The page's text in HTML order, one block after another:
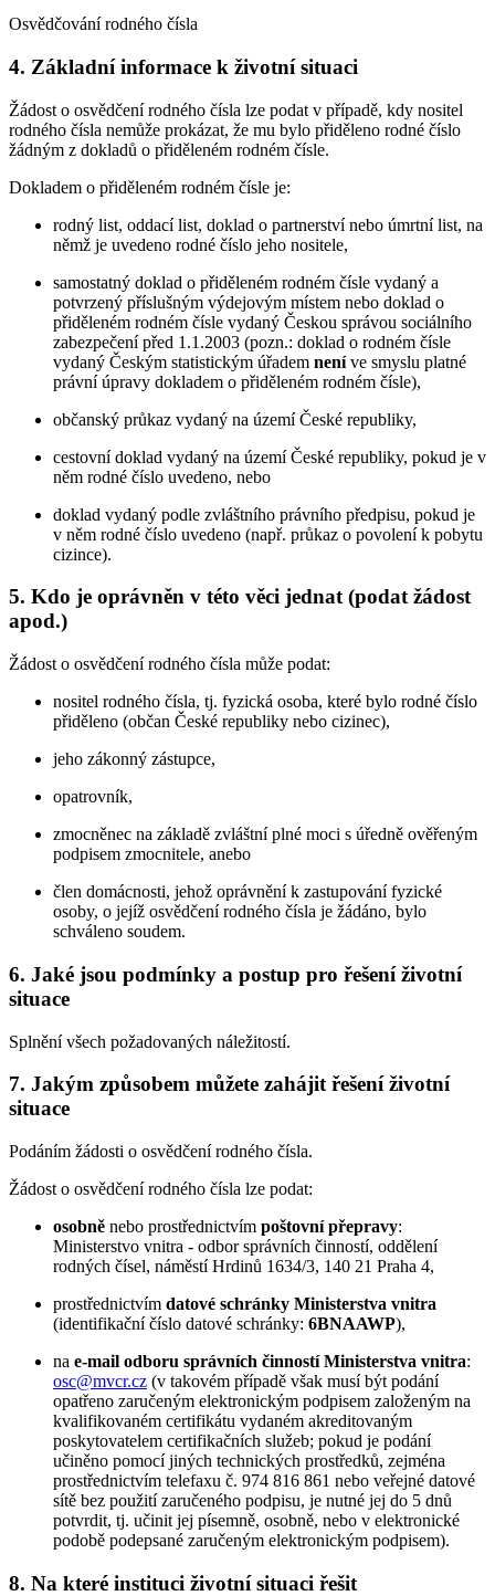
Osvědčování rodného čísla
4. Základní informace k životní situaci
Žádost o osvědčení rodného čísla lze podat v případě, kdy nositel
rodného čísla nemůže prokázat, že mu bylo přiděleno rodné číslo
žádným z dokladů o přiděleném rodném čísle.
Dokladem o přiděleném rodném čísle je:
rodný list, oddací list, doklad o partnerství nebo úmrtní list, na
němž je uvedeno rodné číslo jeho nositele,
samostatný doklad o přiděleném rodném čísle vydaný a
potvrzený příslušným výdejovým místem nebo doklad o
přiděleném rodném čísle vydaný Českou správou sociálního
zabezpečení před 1.1.2003 (pozn.: doklad o rodném čísle
vydaný Českým statistickým úřadem neníve smyslu platné
právní úpravy dokladem o přiděleném rodném čísle),
občanský průkaz vydaný na území České republiky,
cestovní doklad vydaný na území České republiky, pokud je v
něm rodné číslo uvedeno, nebo
doklad vydaný podle zvláštního právního předpisu, pokud je
v něm rodné číslo uvedeno (např. průkaz o povolení k pobytu
cizince).
5. Kdo je oprávněn v této věci jednat (podat žádost
apod.)
Žádost o osvědčení rodného čísla může podat:
nositel rodného čísla, tj. fyzická osoba, které bylo rodné číslo
přiděleno (občan České republiky nebo cizinec),
jeho zákonný zástupce,
opatrovník,
zmocněnec na základě zvláštní plné moci s úředně ověřeným
podpisem zmocnitele, anebo
člen domácnosti, jehož oprávnění k zastupování fyzické
osoby, o jejíž osvědčení rodného čísla je žádáno, bylo
schváleno soudem.
6. Jaké jsou podmínky a postup pro řešení životní
situace
Splnění všech požadovaných náležitostí.
7. Jakým způsobem můžete zahájit řešení životní
situace
Podáním žádosti o osvědčení rodného čísla.
Žádost o osvědčení rodného čísla lze podat:
osobně nebo prostřednictvím poštovní přepravy:
Ministerstvo vnitra - odbor správních činností, oddělení
rodných čísel, náměstí Hrdinů 1634/3, 140 21 Praha 4,
prostřednictvím datové schránky Ministerstva vnitra
(identifikační číslo datové schránky: 6BNAAWP),
na e-mail odboru správních činností Ministerstva vnitra:
osc@mvcr.cz (v takovém případě však musí být podání
opatřeno zaručeným elektronickým podpisem založeným na
kvalifikovaném certifikátu vydaném akreditovaným
poskytovatelem certifikačních služeb; pokud je podání
učiněno pomocí jiných technických prostředků, zejména
prostřednictvím telefaxu č. 974 816 861 nebo veřejné datové
sítě bez použití zaručeného podpisu, je nutné jej do 5 dnů
potvrdit, tj. učinit jej písemně, osobně, nebo v elektronické
podobě podepsané zaručeným elektronickým podpisem).
8. Na které instituci životní situaci řešit